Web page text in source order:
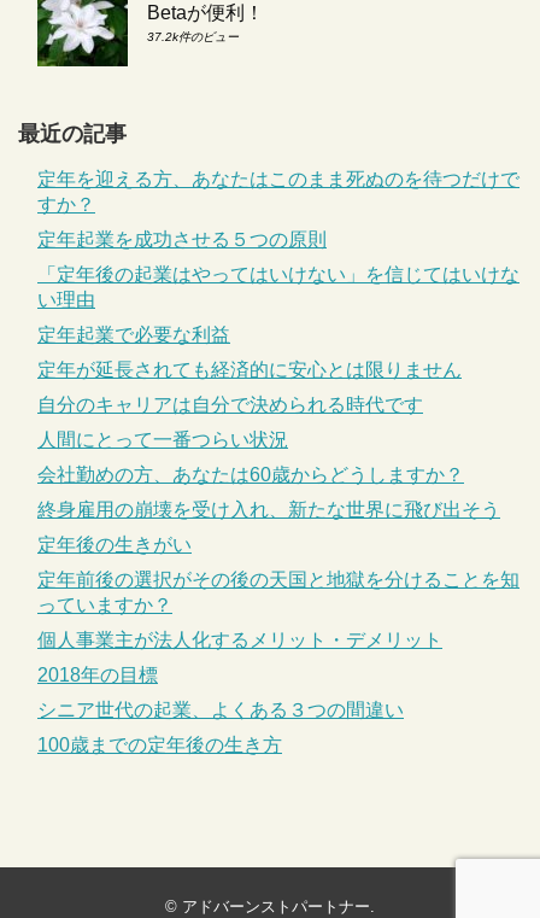
Betaが便利！
37.2k件のビュー
最近の記事
定年を迎える方、あなたはこのまま死ぬのを待つだけで
すか？
定年起業を成功させる５つの原則
「定年後の起業はやってはいけない」を信じてはいけな
い理由
定年起業で必要な利益
定年が延長されても経済的に安心とは限りません
自分のキャリアは自分で決められる時代です
人間にとって一番つらい状況
会社勤めの方、あなたは60歳からどうしますか？
終身雇用の崩壊を受け入れ、新たな世界に飛び出そう
定年後の生きがい
定年前後の選択がその後の天国と地獄を分けることを知
っていますか？
個人事業主が法人化するメリット・デメリット
2018年の目標
シニア世代の起業、よくある３つの間違い
100歳までの定年後の生き方
© アドバーンストパートナー.